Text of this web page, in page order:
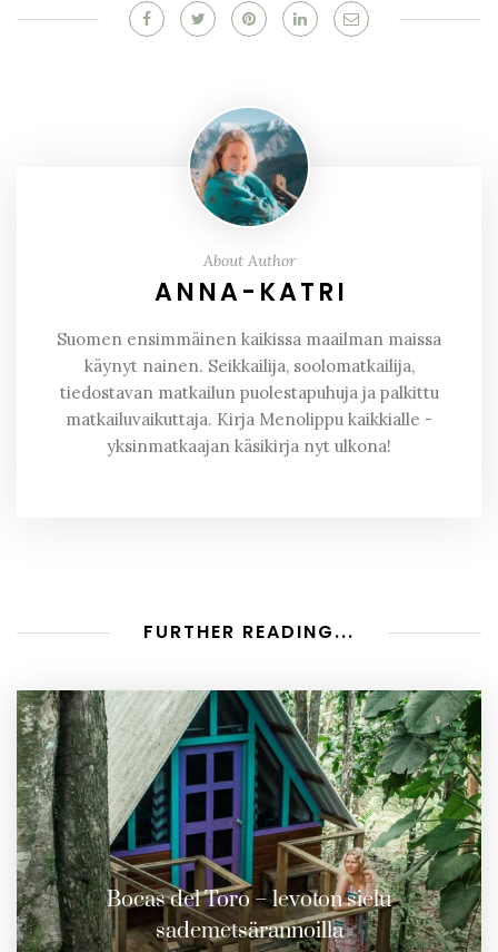
About Author
ANNA-KATRI
Suomen ensimmäinen kaikissa maailman maissa
käynyt nainen. Seikkailija, soolomatkailija,
tiedostavan matkailun puolestapuhuja ja palkittu
matkailuvaikuttaja. Kirja Menolippu kaikkialle -
yksinmatkaajan käsikirja nyt ulkona!
FURTHER READING...
Bocas del Toro – levoton sielu
sademetsärannoilla